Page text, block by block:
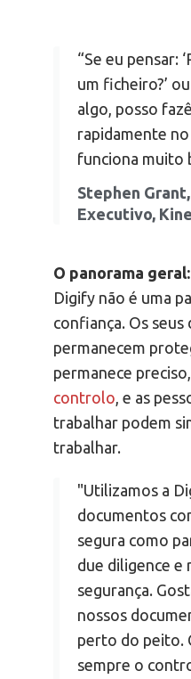
“Se eu pensar:
um ficheiro?’
algo, posso
rapidamente
funciona muito
Stephen
Executivo,
O panorama geral:
Digify não é uma
confiança. Os
permanecem
permanece
controlo, e as
trabalhar podem
trabalhar.
"Utilizamos a
documentos
segura como
due diligence e
segurança.
nossos
perto do peito.
sempre o